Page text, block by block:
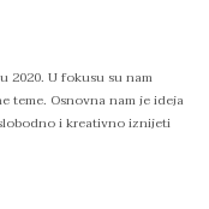
2020. U fokusu su nam
teme. Osnovna nam je ideja
i kreativno iznijeti